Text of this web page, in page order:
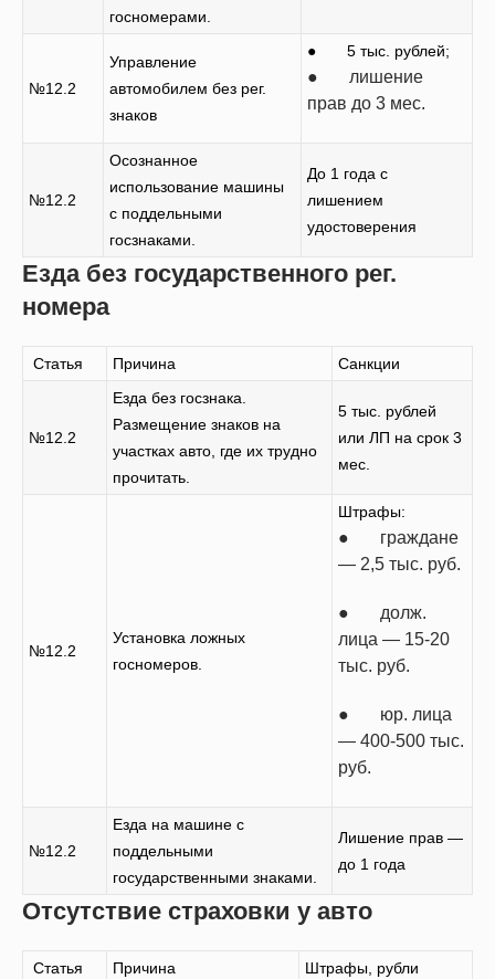
госномерами.
№12.2
Управление
автомобилем без рег.
знаков
● 5 тыс. рублей;
● лишение
прав до 3 мес.
№12.2
Осознанное
использование машины
с поддельными
госзнаками.
До 1 года с
лишением
удостоверения
Езда без государственного рег.
номера
Статья Причина Санкции
№12.2
Езда без госзнака.
Размещение знаков на
участках авто, где их трудно
прочитать.
5 тыс. рублей
или ЛП на срок 3
мес.
№12.2
Установка ложных
госномеров.
Штрафы:
● граждане
— 2,5 тыс. руб.
● долж.
лица — 15-20
тыс. руб.
● юр. лица
— 400-500 тыс.
руб.
№12.2
Езда на машине с
поддельными
государственными знаками.
Лишение прав —
до 1 года
Отсутствие страховки у авто
Статья Причина Штрафы, рубли